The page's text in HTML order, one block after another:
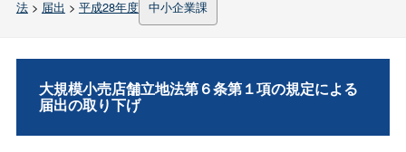
法> 届出 > 平成28年度 中小企業課
大規模小売店舗立地法第６条第１項の規定による
届出の取り下げ